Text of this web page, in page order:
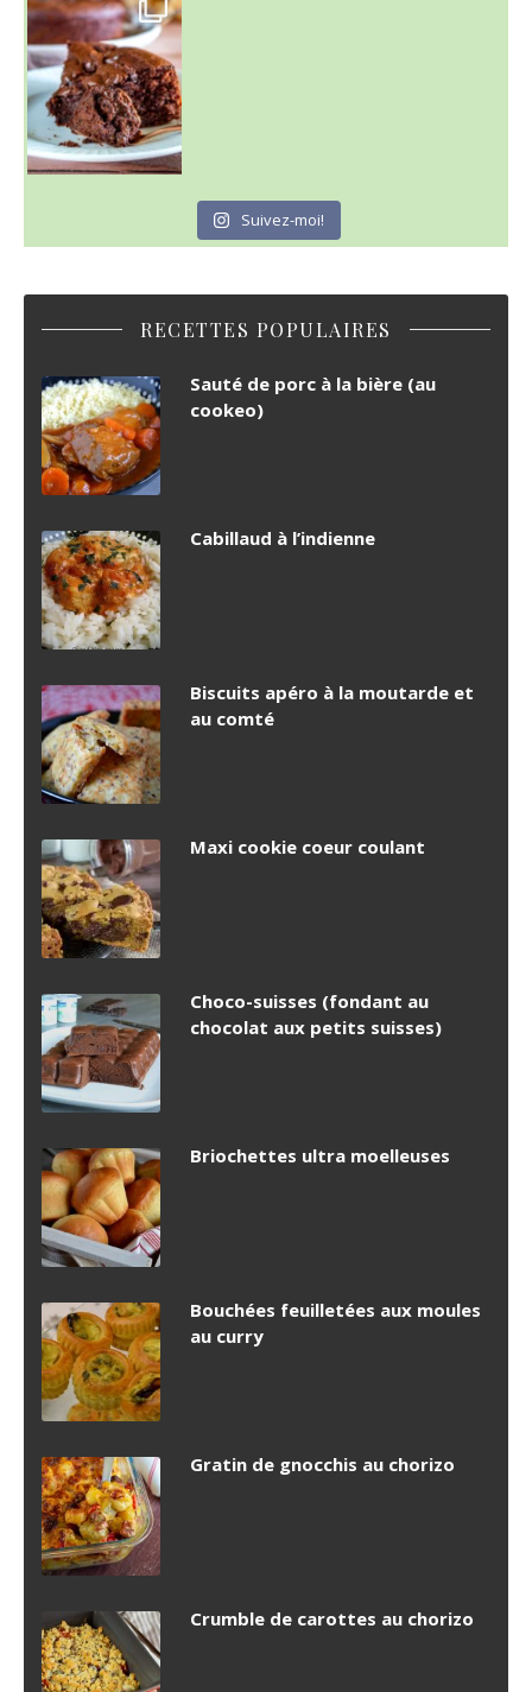
C'est lundi
Suivez-moi!
RECETTES POPULAIRES
Sauté de porc à la bière (au
cookeo)
Cabillaud à l’indienne
Biscuits apéro à la moutarde et
au comté
Maxi cookie coeur coulant
Choco-suisses (fondant au
chocolat aux petits suisses)
Briochettes ultra moelleuses
Bouchées feuilletées aux moules
au curry
Gratin de gnocchis au chorizo
Crumble de carottes au chorizo